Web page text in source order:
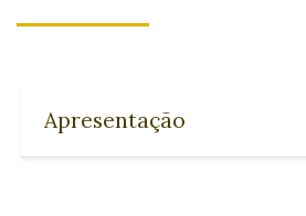
Apresentação